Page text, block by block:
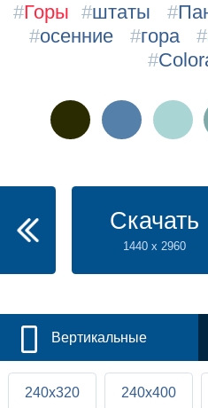
#Горы #штаты #
#осенние #гора #
#
Скачать
1440 x 2960
Вертикальные
240x320 240x400